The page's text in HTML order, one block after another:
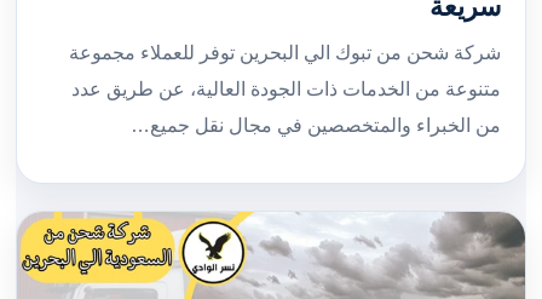
سريعة
شركة شحن من تبوك الي البحرين توفر للعملاء مجموعة
متنوعة من الخدمات ذات الجودة العالية، عن طريق عدد
من الخبراء والمتخصصين في مجال نقل جميع…